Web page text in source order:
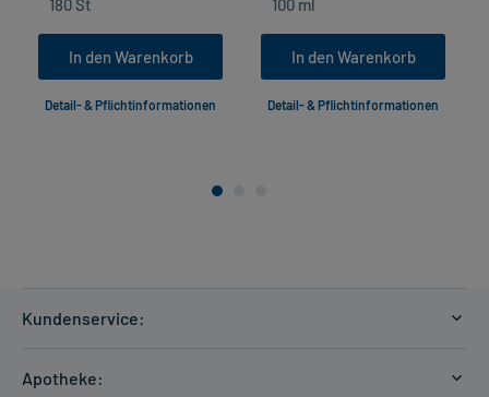
In den Warenkorb
Detail- & Pflichtinformationen
In den Warenkorb
Detail- & Pflichtinformationen
Kundenservice:
Apotheke: